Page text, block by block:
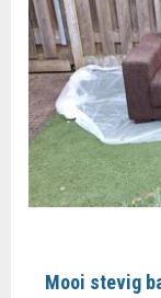
Mooi stevig